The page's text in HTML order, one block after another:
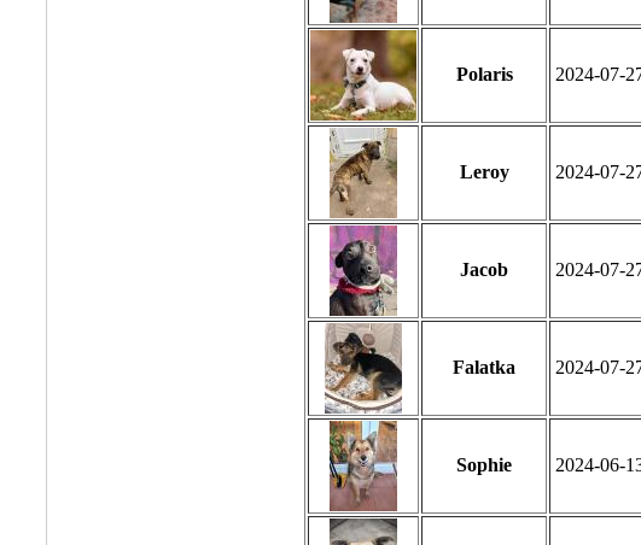
Polaris 2024-07-
Leroy 2024-07-
Jacob 2024-07-
Falatka 2024-07-
Sophie 2024-06-